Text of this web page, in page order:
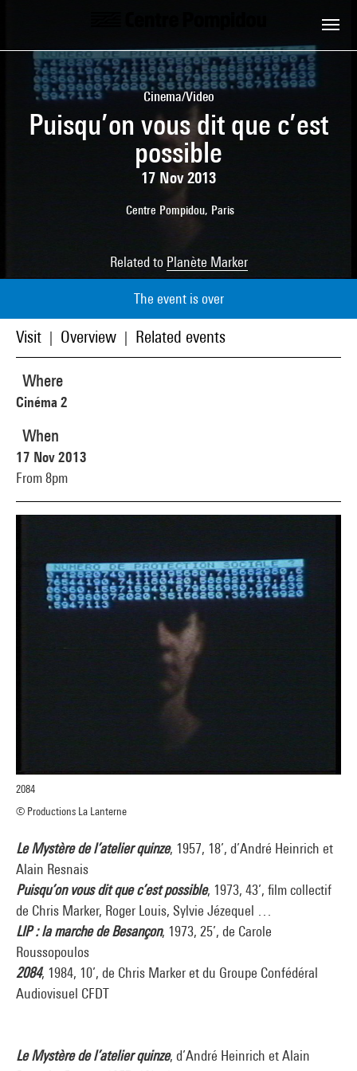
Cinema/Video
Puisqu’on vous dit que c’est
possible
17 Nov 2013
Centre Pompidou, Paris
Related to Planète Marker
The event is over
Visit Overview Related events
2084
© Productions La Lanterne
Le Mystère de l’atelier quinze, 1957, 18’, d’André Heinrich et
Alain Resnais
Puisqu’on vous dit que c’est possible, 1973, 43’, film collectif
de Chris Marker, Roger Louis, Sylvie Jézequel …
LIP : la marche de Besançon, 1973, 25’, de Carole
Roussopoulos
2084, 1984, 10’, de Chris Marker et du Groupe Confédéral
Audiovisuel CFDT
Le Mystère de l’atelier quinze, d’André Heinrich et Alain
Where
Cinéma 2
When
17 Nov 2013
From 8pm